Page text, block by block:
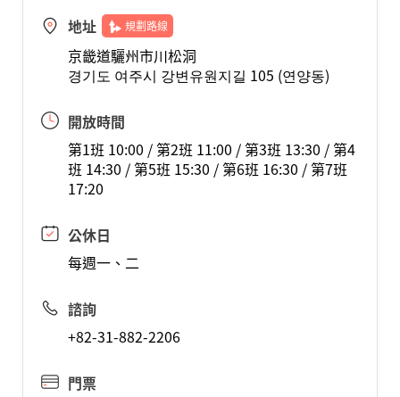
地址 規劃路線
京畿道驪州市川松洞
경기도 여주시 강변유원지길 105 (연양동)
開放時間
第1班 10:00 / 第2班 11:00 / 第3班 13:30 / 第4
班 14:30 / 第5班 15:30 / 第6班 16:30 / 第7班
17:20
公休日
每週一、二
諮詢
+82-31-882-2206
門票